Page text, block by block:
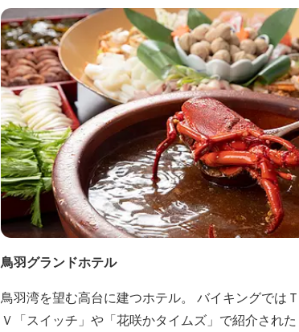
鳥羽グランドホテル
鳥羽湾を望む高台に建つホテル。 バイキングではＴ
Ｖ「スイッチ」や「花咲かタイムズ」で紹介された